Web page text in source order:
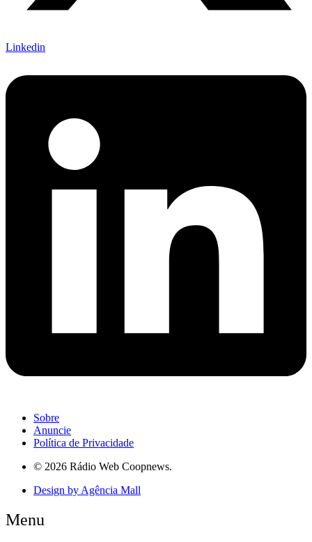
Linkedin
Sobre
Anuncie
Política de Privacidade
© 2026 Rádio Web Coopnews.
Design by Agência Mall
Menu